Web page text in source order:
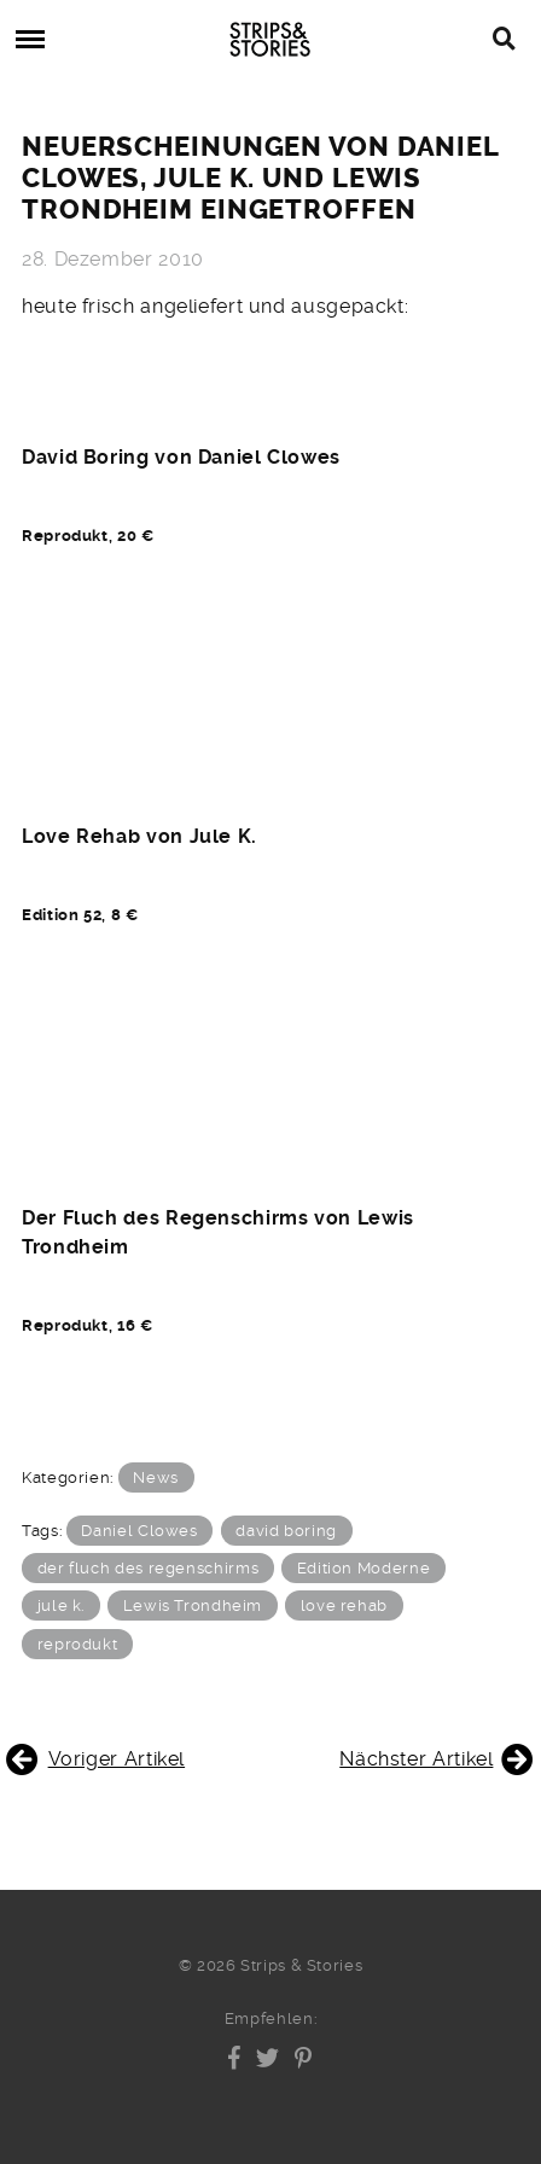
to
Strips
&
Stories
Comics,
Bücher
NEUERSCHEINUNGEN VON DANIEL
CLOWES, JULE K. UND LEWIS
TRONDHEIM EINGETROFFEN
28. Dezember 2010
heute frisch angeliefert und ausgepackt:
David Boring von Daniel Clowes
Reprodukt, 20 €
Love Rehab von Jule K.
Edition 52, 8 €
Der Fluch des Regenschirms von Lewis
Trondheim
Reprodukt, 16 €
Kategorien: News
Tags: Daniel Clowes david boring
der fluch des regenschirms Edition Moderne
jule k. Lewis Trondheim love rehab
reprodukt
BEITRAGSNAVIGATION
Voriger Artikel Nächster Artikel
© 2026 Strips & Stories
Empfehlen: